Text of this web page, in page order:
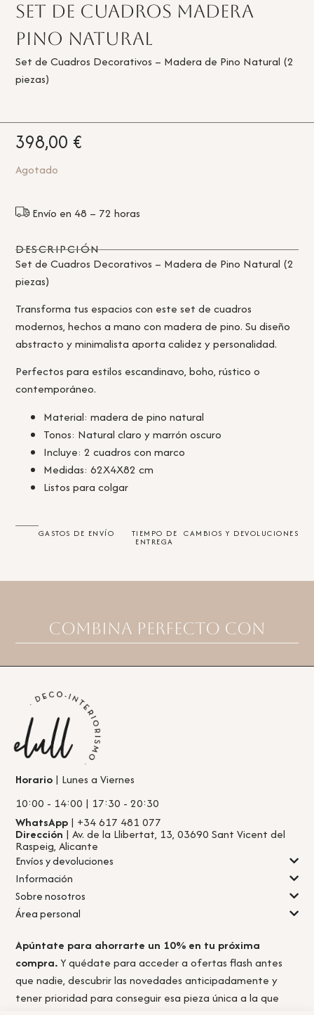
Set de cuadros madera
pino natural
Set de Cuadros Decorativos – Madera de Pino Natural (2
piezas)
398,00 €
Agotado
Envío en 48 – 72 horas
DESCRIPCIÓN
Set de Cuadros Decorativos – Madera de Pino Natural (2
piezas)
Transforma tus espacios con este set de cuadros
modernos, hechos a mano con madera de pino. Su diseño
abstracto y minimalista aporta calidez y personalidad.
Perfectos para estilos escandinavo, boho, rústico o
contemporáneo.
Material: madera de pino natural
Tonos: Natural claro y marrón oscuro
Incluye: 2 cuadros con marco
Medidas: 62X4X82 cm
Listos para colgar
GASTOS DE ENVÍO TIEMPO DE
ENTREGA
CAMBIOS Y DEVOLUCIONES
Combina perfecto con
Horario | Lunes a Viernes
10:00 - 14:00 | 17:30 - 20:30
WhatsApp | +34 617 481 077
Dirección | Av. de la Llibertat, 13, 03690 Sant Vicent del
Raspeig, Alicante
Envíos y devoluciones
Información
Sobre nosotros
Área personal
Apúntate para ahorrarte un 10% en tu próxima
compra.Y quédate para acceder a ofertas flash antes
que nadie, descubrir las novedades anticipadamente y
tener prioridad para conseguir esa pieza única a la que